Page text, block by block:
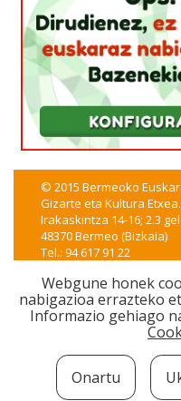
© 2015 Bermeoko
Gizarte eta Kultura Etxea.
Irakaskintza 14-16; 2.3
48370 Bermeo (Bizkaia)
Tel.: 94 617 91 22
CSS|XHTML| WAI-A
iametza
Webgune honek
nabigazioa errazteko
Informazio gehiago
Onartu